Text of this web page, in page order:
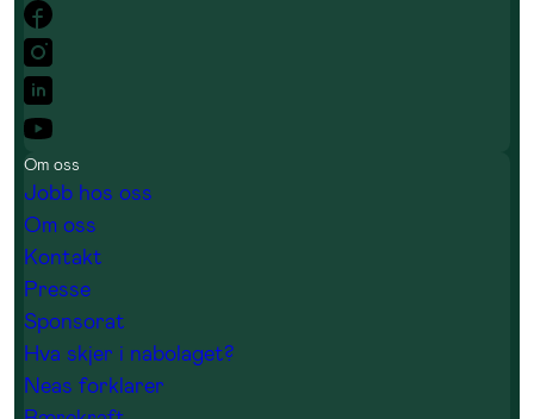
Om oss
Jobb hos oss
Om oss
Kontakt
Presse
Sponsorat
Hva skjer i nabolaget?
Neas forklarer